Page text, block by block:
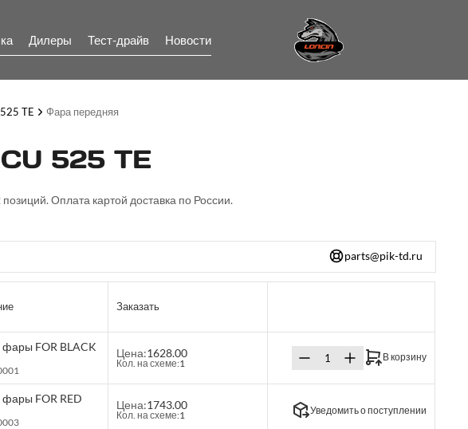
Дилеры Тест-драйв Новости
TE Фара передняя
525 TE
Оплата картой доставка по России.
parts@pik-td.ru
Заказать
FOR BLACK
Цена:1628.00
Кол. на схеме:1
В корзину
FOR RED
Цена:1743.00
Кол. на схеме:1 Уведомить о поступлении